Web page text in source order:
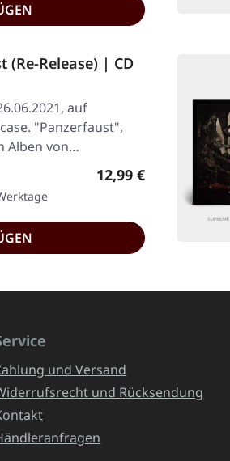
(Re-Release) | CD
auf
"Panzerfaust",
Alben von…
Regulärer Preis:
12,99 €
und Versand
und Rücksendung